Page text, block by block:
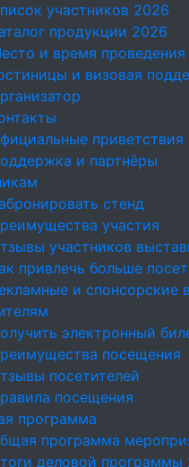
участников 2026
продукции 2026
и время проведения
и визовая
приветствия
и партнёры
стенд
участия
участников
привлечь больше
и спонсорские
электронный
посещения
посетителей
посещения
программа
программа
деловой программы